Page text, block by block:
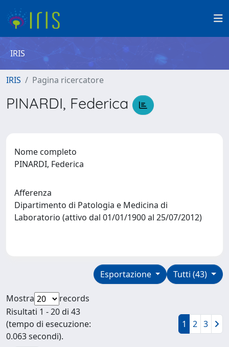
IRIS
IRIS Pagina ricercatore
PINARDI, Federica
Nome completo
PINARDI, Federica
Afferenza
Dipartimento di Patologia e Medicina di
Laboratorio (attivo dal 01/01/1900 al 25/07/2012)
Tutti (43)
Esportazione
Mostra
records
Risultati 1 - 20 di 43
(tempo di esecuzione:
0.063 secondi).
1 2 3